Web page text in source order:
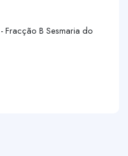
Fracção B Sesmaria do